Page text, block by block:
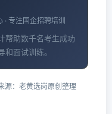
专注国企招聘培训
帮助数千名考生成功
和面试训练。
源：老黄选岗原创整理